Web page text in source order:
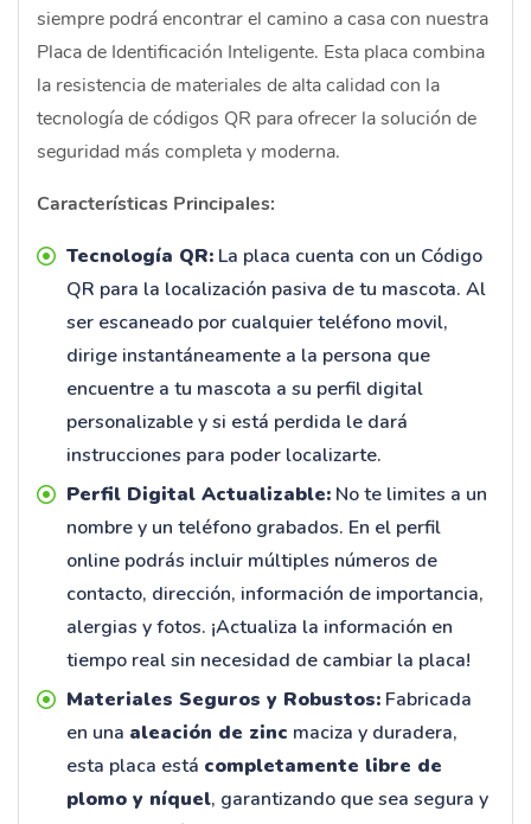
siempre podrá encontrar el camino a casa con nuestra
Placa de Identificación Inteligente. Esta placa combina
la resistencia de materiales de alta calidad con la
tecnología de códigos QR para ofrecer la solución de
seguridad más completa y moderna.
Características Principales:
Tecnología QR: La placa cuenta con un Código
QR para la localización pasiva de tu mascota. Al
ser escaneado por cualquier teléfono movil,
dirige instantáneamente a la persona que
encuentre a tu mascota a su perfil digital
personalizable y si está perdida le dará
instrucciones para poder localizarte.
Perfil Digital Actualizable: No te limites a un
nombre y un teléfono grabados. En el perfil
online podrás incluir múltiples números de
contacto, dirección, información de importancia,
alergias y fotos. ¡Actualiza la información en
tiempo real sin necesidad de cambiar la placa!
Materiales Seguros y Robustos: Fabricada
en una aleación de zinc maciza y duradera,
esta placa está completamente libre de
plomo y níquel, garantizando que sea segura y